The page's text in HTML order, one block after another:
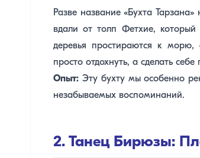
Разве название «Бухта
вдали от толп Фетхие,
деревья простираются к
просто отдохнуть, а сделать себе
Опыт:Эту бухту мы особенно
незабываемых воспоминаний.
2. Танец Бирюзы: